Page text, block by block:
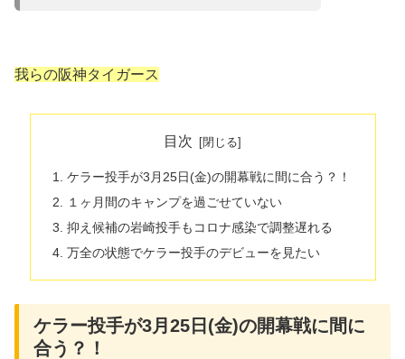
我らの阪神タイガース
目次
ケラー投手が3月25日(金)の開幕戦に間に合う？！
１ヶ月間のキャンプを過ごせていない
抑え候補の岩崎投手もコロナ感染で調整遅れる
万全の状態でケラー投手のデビューを見たい
ケラー投手が3月25日(金)の開幕戦に間に
合う？！